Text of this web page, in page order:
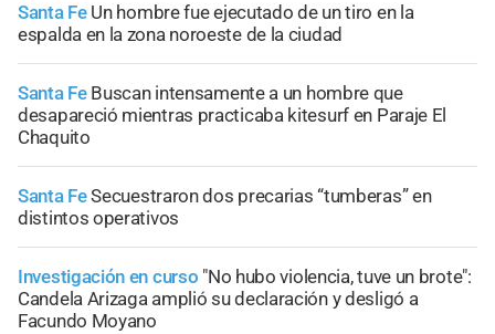
Santa Fe Un hombre fue ejecutado de un tiro en la
espalda en la zona noroeste de la ciudad
Santa Fe Buscan intensamente a un hombre que
desapareció mientras practicaba kitesurf en Paraje El
Chaquito
Santa FeSecuestraron dos precarias “tumberas” en
distintos operativos
Investigación en curso "No hubo violencia, tuve un brote":
Candela Arizaga amplió su declaración y desligó a
Facundo Moyano